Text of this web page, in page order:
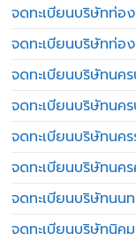
จดทะเบียนบริษัทท่อ
จดทะเบียนบริษัทท่อ
จดทะเบียนบริษัทนค
จดทะเบียนบริษัทนค
จดทะเบียนบริษัทนคร
จดทะเบียนบริษัทนคร
จดทะเบียนบริษัทนน
จดทะเบียนบริษัทนิค